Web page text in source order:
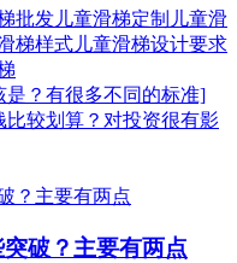
批发 儿童滑梯定制 儿童滑
梯样式 儿童滑梯设计要求
是？有很多不同的标准]
较划算？对投资很有影
破？主要有两点